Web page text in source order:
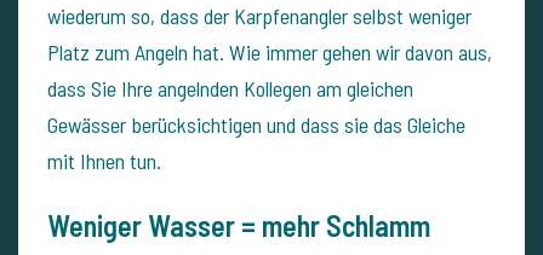
wiederum so, dass der Karpfenangler selbst weniger
Platz zum Angeln hat. Wie immer gehen wir davon aus,
dass Sie Ihre angelnden Kollegen am gleichen
Gewässer berücksichtigen und dass sie das Gleiche
mit Ihnen tun.
Weniger Wasser = mehr Schlamm